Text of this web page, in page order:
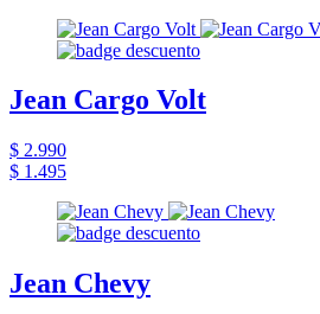
Jean Cargo Volt
$ 2.990
$ 1.495
Jean Chevy